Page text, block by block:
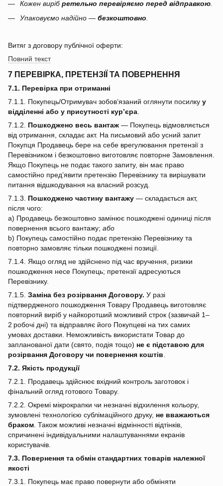
Кожен вирібретельно перевіряємо перед відправкою.
Упаковуємо надійно — безкоштовно
Витяг з договору публічної оферти:
Повний текст
7 ПЕРЕВІРКА, ПРЕТЕНЗІЇ ТА ПОВЕРНЕННЯ
7.1. Перевірка при отриманні
7.1.1. Покупець/Отримувач зобов’язаний оглянути посилку у
відділенні або у присутності кур’єра
7.1.2. Пошкоджено весь вантаж — Покупець відмовляється
від отримання, складає акт. На письмовий або усний запит
Покупця Продавець бере на себе врегулювання претензії з
Перевізником і безкоштовно виготовляє повторне Замовлення.
Якщо Покупець не подає такого запиту, він має право
самостійно пред’явити претензію Перевізнику та вирішувати
питання відшкодування на власний розсуд.
7.1.3. Пошкоджено частину вантажу — складається акт,
після чого:
a) Продавець безкоштовно замінює пошкоджені одиниці після
повернення всього вантажу; або
b) Покупець самостійно подає претензію Перевізнику та
повторно замовляє тільки пошкоджені позиції.
7.1.4. Якщо огляд не здійснено під час вручення, ризики
пошкодження несе Покупець; претензії адресуються
Перевізнику.
7.1.5. Заміна без розірвання Договору. У разі
підтвердженого пошкодження Товару Продавець виготовляє
повторний виріб у найкоротший можливий строк (зазвичай 1–
2 робочі дні) та відправляє його Покупцеві на тих самих
умовах доставки. Неможливість використати Товар до
запланованої дати (свято, подія тощо) не є підставою для
розірвання Договору чи повернення коштів
7.2. Якість продукції
7.2.1. Продавець здійснює вхідний контроль заготовок і
фінальний огляд готового Товару.
7.2.2. Окремі мікрокрапки чи незначні відхилення кольору,
зумовлені технологією сублімаційного друку, не вважаються
браком . Також можливі незначні відмінності відтінків,
спричинені індивідуальними налаштуваннями екранів
користувачів.
7.3. Повернення та обмін стандартних товарів належної
якості
7.3.1. Покупець має право повернути або обміняти